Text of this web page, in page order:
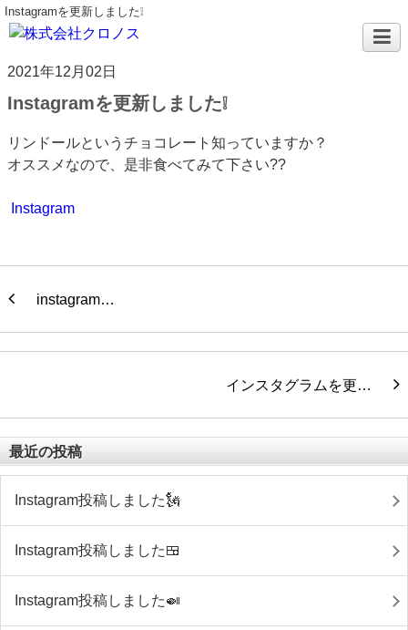
Instagramを更新しました❕
2021年12月02日
Instagramを更新しました❕
リンドールというチョコレート知っていますか？
オススメなので、是非食べてみて下さい??
Instagram
instagram…
インスタグラムを更…
最近の投稿
Instagram投稿しました🗽
Instagram投稿しました🍱
Instagram投稿しました🍛